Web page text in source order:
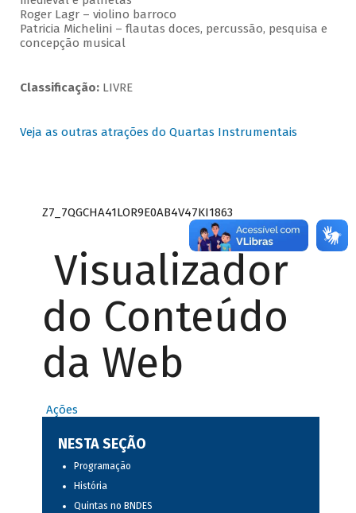
Roger Lagr – violino barroco
Patricia Michelini – flautas doces, percussão, pesquisa e
concepção musical
Classificação:LIVRE
Veja as outras atrações do Quartas Instrumentais
Z7_7QGCHA41LOR9E0AB4V47KI1863
Visualizador
do Conteúdo
da Web
Ações
NESTA SEÇÃO
Programação
História
Quintas no BNDES